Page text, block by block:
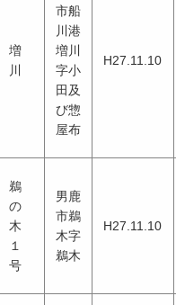
増
川
市船
川港
増川
字小
田及
び惣
屋布
H27.11.10
鵜
の
木
１
号
男鹿
市鵜
木字
鵜木
H27.11.10